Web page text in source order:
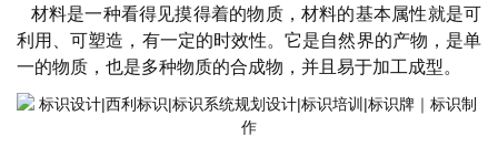
材料是一种看得见摸得着的物质，材料的基本属性就是可
利用、可塑造，有一定的时效性。它是自然界的产物，是单
一的物质，也是多种物质的合成物，并且易于加工成型。